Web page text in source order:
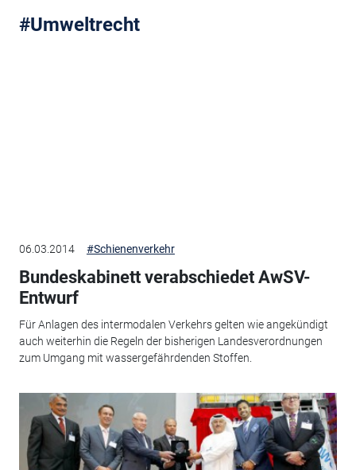
#Umweltrecht
06.03.2014 #Schienenverkehr
Bundeskabinett verabschiedet AwSV-
Entwurf
Für Anlagen des intermodalen Verkehrs gelten wie angekündigt
auch weiterhin die Regeln der bisherigen Landesverordnungen
zum Umgang mit wassergefährdenden Stoffen.